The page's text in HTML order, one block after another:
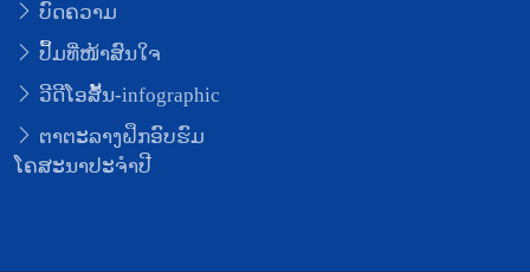
ບົດຄວາມ
ປຶ້ມທີ່ໜ້າສົນໃຈ
ວີດີໂອສັ້ນ-infographic
ຕາຕະລາງຝຶກອົບຮົມ
ໂຄສະນາປະຈຳປີ